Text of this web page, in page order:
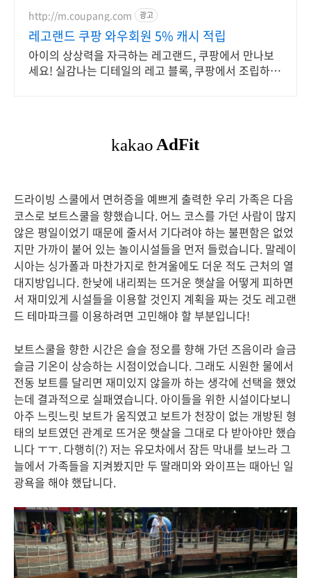
http://m.coupang.com 광고
레고랜드 쿠팡 와우회원 5% 캐시 적립
아이의 상상력을 자극하는 레고랜드, 쿠팡에서 만나보
세요! 실감나는 디테일의 레고 블록, 쿠팡에서 조립하는
드라이빙 스쿨에서 면허증을 예쁘게 출력한 우리 가족은 다음
코스로 보트스쿨을 향했습니다. 어느 코스를 가던 사람이 많지
않은 평일이었기 때문에 줄서서 기다려야 하는 불편함은 없었
지만 가까이 붙어 있는 놀이시설들을 먼저 들렀습니다. 말레이
시아는 싱가폴과 마찬가지로 한겨울에도 더운 적도 근처의 열
대지방입니다. 한낮에 내리쬐는 뜨거운 햇살을 어떻게 피하면
서 재미있게 시설들을 이용할 것인지 계획을 짜는 것도 레고랜
드 테마파크를 이용하려면 고민해야 할 부분입니다!
보트스쿨을 향한 시간은 슬슬 정오를 향해 가던 즈음이라 슬금
슬금 기온이 상승하는 시점이었습니다. 그래도 시원한 물에서
전동 보트를 달리면 재미있지 않을까 하는 생각에 선택을 했었
는데 결과적으로 실패였습니다. 아이들을 위한 시설이다보니
아주 느릿느릿 보트가 움직였고 보트가 천장이 없는 개방된 형
태의 보트였던 관계로 뜨거운 햇살을 그대로 다 받아야만 했습
니다 ㅜㅜ. 다행히(?) 저는 유모차에서 잠든 막내를 보느라 그
늘에서 가족들을 지켜봤지만 두 딸래미와 와이프는 때아닌 일
광욕을 해야 했답니다.